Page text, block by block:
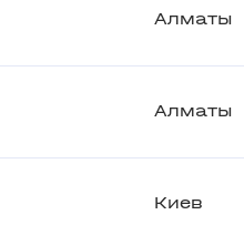
Алматы
Алматы
Киев